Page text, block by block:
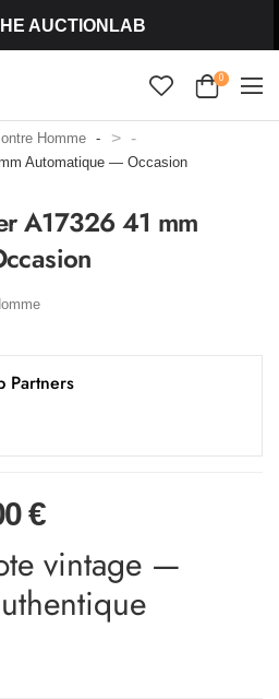
AUCTIONLAB
0
Homme >
Automatique — Occasion
A17326 41 mm
Partners
€
vintage —